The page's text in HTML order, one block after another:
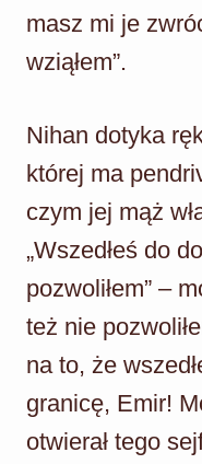
masz mi je
wziąłem”.
Nihan dotyka
której ma
czym jej mąż
„Wszedłeś do
pozwoliłem” –
też nie
na to, że
granicę, Emir!
otwierał tego